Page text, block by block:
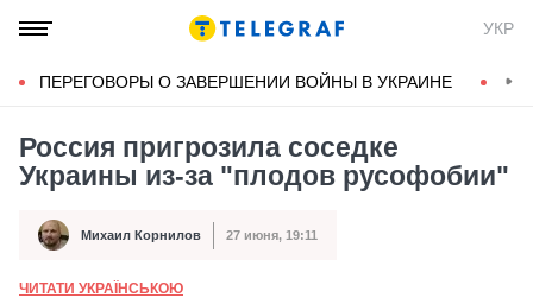
УКР
ПЕРЕГОВОРЫ О ЗАВЕРШЕНИИ ВОЙНЫ В УКРАИНЕ
Россия пригрозила соседке
Украины из-за "плодов русофобии"
Автор Михаил Корнилов
Дата публикации 27 июня, 19:11
ЧИТАТИ УКРАЇНСЬКОЮ